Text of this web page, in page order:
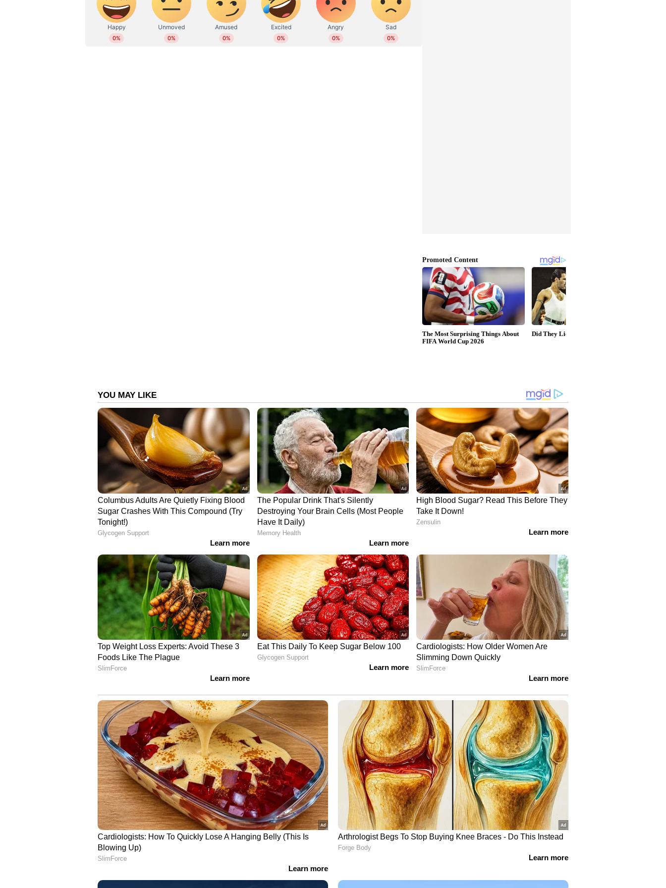
നിര്‍ബന്ധിത വിഷയമായോ മാധ്യമമായോ നേടിയ ബിരുദവും ബിരുദാനന്തര ബിരുദവും.
ഹിന്ദിയില്‍നിന്ന് ഇംഗ്ലീഷിലേക്കും തിരിച്ചുമുള്ള തര്‍ജമയില്‍ ഡിപ്ലോമ/സര്‍ട്ടിഫിക്കറ്റും
കേന്ദ്ര/സംസ്ഥാന ഗവ. ഓഫീസുകളില്‍ രണ്ടുവര്‍ഷത്തെ പ്രവൃത്തിപരിചയവും. 32 വയസ്സ്.
35,400 - 1,12,400 രൂപ.
ജൂനിയര്‍ സെക്രട്ടേറിയറ്റ് അസിസ്റ്റന്റ് (ഹെഡ്ക്വാര്‍ട്ടേഴ്‌സ്/ആര്‍.ഒ. കേഡര്‍) - 8 :
സീനിയര്‍ സെക്കന്‍ഡറി സര്‍ട്ടിഫിക്കറ്റും (പന്ത്രണ്ടാം ക്ലാസ്) മിനിറ്റില്‍ 30 ഇംഗ്ലീഷ്
വാക്ക്/25 ഹിന്ദി വാക്ക് ടൈപ്പിങ് സ്പീഡും. അല്ലെങ്കില്‍ സെക്രട്ടേറിയല്‍ പ്രാക്ടീസസ്
ആന്‍ഡ് ഓഫീസ് മാനേജ്‌മെന്റ് വൊക്കേഷണല്‍ വിഷയമായ സീനിയര്‍ സെക്കന്‍ഡറി
പ്ലസ്ടു ലെവല്‍ വിജയവും (സി.ബി.എസ്.ഇ./സ്റ്റേറ്റ് ബോര്‍ഡ്). 18 - 27 വയസ്സ്, 19,900 -
63,200 രൂപ.
ജൂനിയര്‍ സെക്രട്ടേറിയറ്റ് അസിസ്റ്റന്റ് (ജെ.എന്‍.വി. കേഡര്‍) 622 :സീനിയര്‍
സെക്കന്‍ഡറി സര്‍ട്ടിഫിക്കറ്റും (പന്ത്രണ്ടാംക്ലാസ്) മിനിറ്റില്‍ 30 ഇംഗ്ലീഷ് വാക്ക്/25 ഹിന്ദി
വാക്ക് ടൈപ്പിങ് സ്പീഡും. അല്ലെങ്കില്‍ സെക്രട്ടേറിയല്‍ പ്രാക്ടീസസ് ആന്‍ഡ് ഓഫീസ്
മാനേജ്‌മെന്റ് വൊക്കേഷണല്‍ വിഷയമായ സീനിയര്‍ സെക്കന്‍ഡറി പ്ലസ്ടു ലെവല്‍
വിജയവും (സി.ബി.എസ്.ഇ./സ്റ്റേറ്റ് ബോര്‍ഡ്). 18 - 27 വയസ്സ്, 19900 - 63200 രൂപ.
ഇലക്ട്രിഷ്യന്‍ കം പ്ലംബര്‍ - 273 :പത്താംക്ലാസ് വിജയവും ഇലക്ട്രിഷ്യന്‍ അല്ലെങ്കില്‍
വയര്‍മാന്‍/പ്ലംബിങ് ട്രേഡില്‍ ഐ.ടി.ഐ. സര്‍ട്ടിഫിക്കറ്റും ഇലക്ട്രിക്കല്‍ ഇന്‍സ്റ്റലേഷന്‍,
വയറിങ്, പ്ലംബിങ് ജോലിയില്‍ രണ്ടുവര്‍ഷത്തെ പരിചയവും. 18 - 40 വയസ്സ്. 19,900 -
63,200 രൂപ.
ലാബ് അറ്റന്‍ഡന്റ് - 142 :പത്താംക്ലാസ് വിജയവും ലബോറട്ടറി ടെക്‌നിക് ഡിപ്ലോമ/
സര്‍ട്ടിഫിക്കറ്റും. അല്ലെങ്കില്‍ സയന്‍സ് സ്ട്രീമില്‍ പന്ത്രണ്ടാം ക്ലാസ് വിജയം. 1830 വയസ്സ്.
18,000 - 56,900 രൂപ.
മെസ് ഹെല്‍പ്പര്‍ - 629 :പത്താംക്ലാസ് വിജയം (ജവാഹര്‍ നവോദയ വിദ്യാലയങ്ങളില്‍
പത്താംക്ലാസ് പാസായിട്ടില്ലാത്തവര്‍ ജോലിയില്‍ പ്രവേശിച്ച് രണ്ടുവര്‍ഷത്തിനുള്ളില്‍
നേടിയാല്‍മതി). ഗവ. റെസിഡന്‍ഷ്യല്‍ സ്ഥാപനങ്ങള്‍/സ്‌കൂളുകളിലോ പത്തുവര്‍ഷത്തെ
പ്രവൃത്തിപരിചയം. സ്‌കില്‍ ടെസ്റ്റ് പാസാവണം. 18 - 30 വയസ്സ്. 18,000 - 56,900 രൂപ.
പത്താംക്ലാസ് വിജയം. 18 - 30 വയസ്സ്. 18,000 - 56,900
രൂപ. വിവരങ്ങള്‍ക്ക്: www.navodaya.gov.in എന്ന വെബ്സൈറ്റ് സന്ദർശിക്കുക. അപേക്ഷ